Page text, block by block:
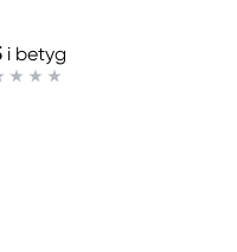
i betyg